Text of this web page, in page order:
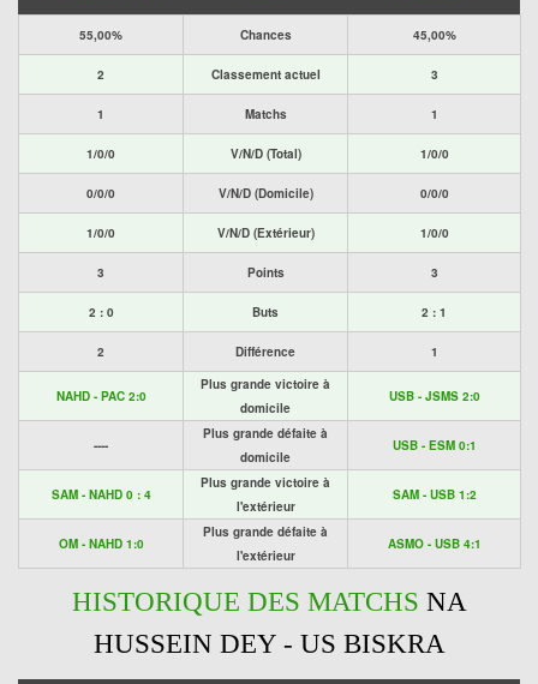
55,00% Chances 45,00%
2 Classement actuel 3
1 Matchs 1
1/0/0 V/N/D (Total) 1/0/0
0/0/0 V/N/D (Domicile) 0/0/0
1/0/0 V/N/D (Extérieur) 1/0/0
3 Points 3
2 : 0 Buts 2 : 1
2 Différence 1
NAHD - PAC 2:0
Plus grande victoire à
domicile
USB - JSMS 2:0
----
Plus grande défaite à
domicile
USB - ESM 0:1
SAM - NAHD 0 : 4
Plus grande victoire à
l'extérieur
SAM - USB 1:2
OM - NAHD 1:0
Plus grande défaite à
l'extérieur
ASMO - USB 4:1
HISTORIQUE DES MATCHS NA
HUSSEIN DEY - US BISKRA